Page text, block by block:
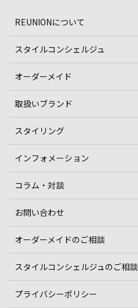
REUNIONについて
スタイルコンシェルジュ
オーダーメイド
取扱いブランド
スタイリング
インフォメーション
コラム・対談
お問い合わせ
オーダーメイドのご相談
スタイルコンシェルジュのご相談
プライバシーポリシー